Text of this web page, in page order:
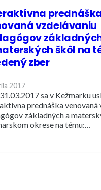
vzdelávaniu
škôl na
zber
2017
sa v Kežmarku
prednáška venovaná
základných a
okrese na tému:…